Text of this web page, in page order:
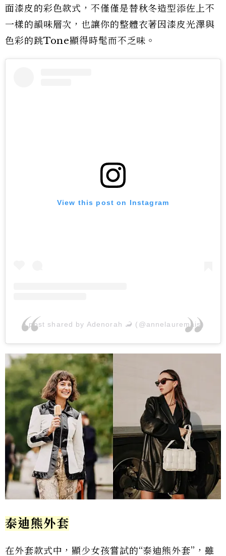
面漆皮的彩色款式，不僅僅是替秋冬造型添佐上不
一樣的韻味層次，也讓你的整體衣著因漆皮光澤與
色彩的跳Tone顯得時髦而不乏味。
View this post on Instagram
A post shared by Adenorah 🦂 (@annelauremais)
泰迪熊外套
在外套款式中，顯少女孩嘗試的“泰迪熊外套”，雖